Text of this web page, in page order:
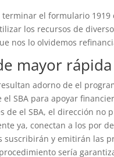
el formulario 1919
los recursos de
nos lo olvidemos
mayor rápida
adorno de el
SBA para apoyar
de el SBA, el dirección
ya, conectan a los por
suscribirán y emitirán las
serí­a